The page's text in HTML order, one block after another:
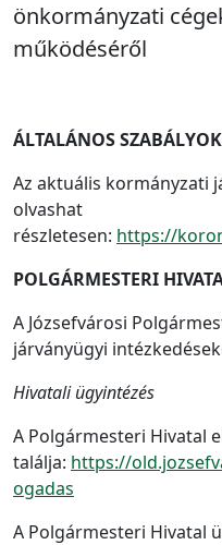
önkormányzati
működéséről
ÁLTALÁNOS SZABÁLYOK
Az aktuális kormányzati
olvashat
részletesen: https://
POLGÁRMESTERI
A Józsefvárosi
járványügyi
Hivatali ügyintézés
A Polgármesteri Hivatal
találja: https://
ogadas
A Polgármesteri Hivatal